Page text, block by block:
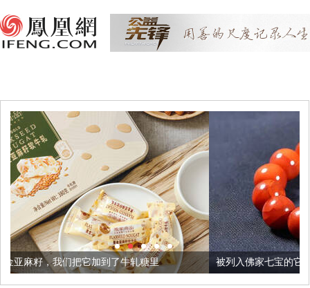
它加到了牛轧糖里 被列入佛家七宝的它到底有多美？